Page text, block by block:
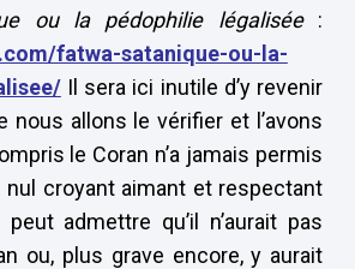
ou la pédophilie légalisée:
fatwa-satanique-ou-la-
Il sera ici inutile d’y revenir
nous allons le vérifier et l’avons
le Coran n’a jamais permis
nul croyant aimant et respectant
admettre qu’il n’aurait pas
ou, plus grave encore, y aurait